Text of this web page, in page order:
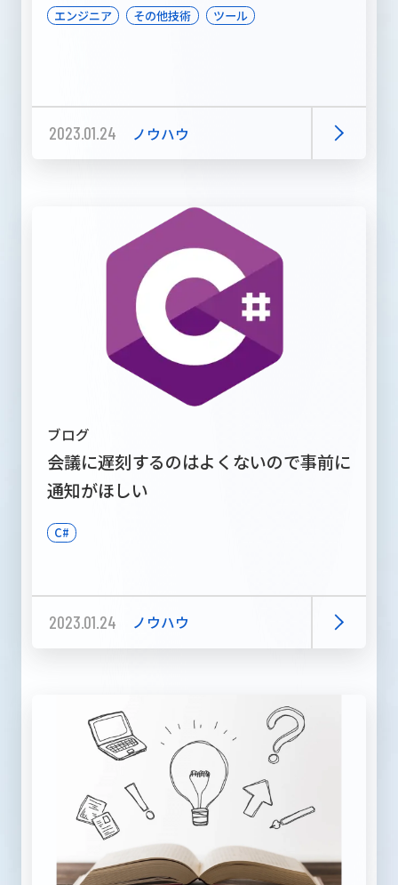
エンジニア その他技術 ツール
2023.01.24 ノウハウ
ブログ
会議に遅刻するのはよくないので事前に
通知がほしい
C#
2023.01.24 ノウハウ